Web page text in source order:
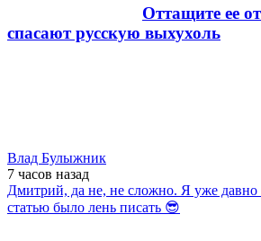
Оттащите ее
спасают русскую выхухоль
Влад Булыжник
7 часов назад
Дмитрий, да не, не сложно. Я уже давно
статью было лень писать 😎